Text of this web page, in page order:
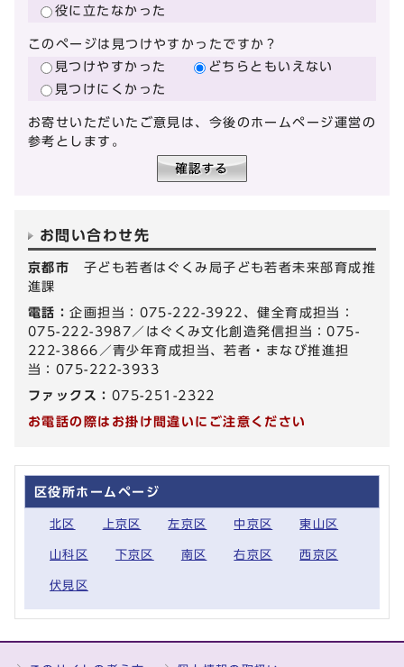
役に立たなかった
このページは見つけやすかったですか？
見つけやすかった
どちらともいえない
見つけにくかった
お寄せいただいたご意見は、今後のホームページ運営の
参考とします。
お問い合わせ先
京都市 子ども若者はぐくみ局子ども若者未来部育成推
進課
電話：企画担当：075-222-3922、健全育成担当：
075-222-3987／はぐくみ文化創造発信担当：075-
222-3866／青少年育成担当、若者・まなび推進担
当：075-222-3933
ファックス： 075-251-2322
お電話の際はお掛け間違いにご注意ください
区役所ホームページ
北区 上京区 左京区 中京区 東山区
山科区 下京区 南区 右京区 西京区
伏見区